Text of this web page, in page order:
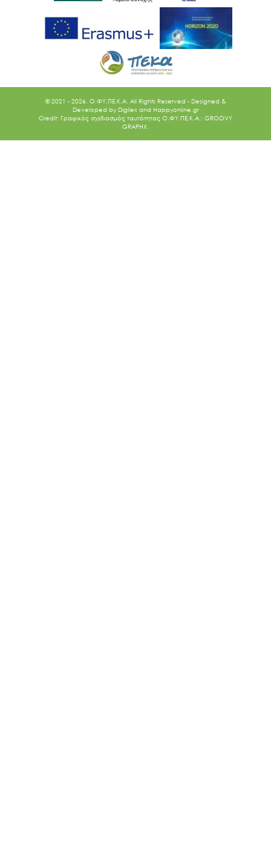
© 2021 - 2026. O.ΦΥ.ΠΕ.Κ.Α. All Rights Reserved - Designed &
Developed by Digilex and Happyonline.gr
Credit: Γραφικός σχεδιασμός ταυτότητας Ο.ΦΥ.ΠΕ.Κ.Α.: GROOVY
GRAPHX.